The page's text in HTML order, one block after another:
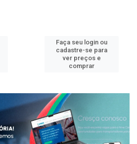
Faça seu login ou
cadastre-se para
ver preços e
comprar